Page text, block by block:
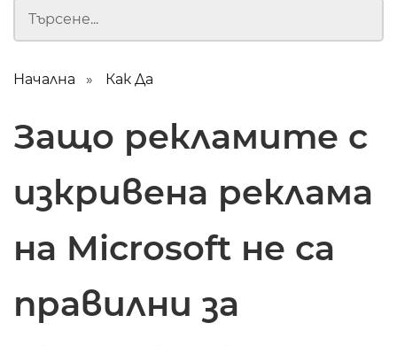
Начална Как Да
Защо рекламите с
изкривена реклама
на Microsoft не са
правилни за